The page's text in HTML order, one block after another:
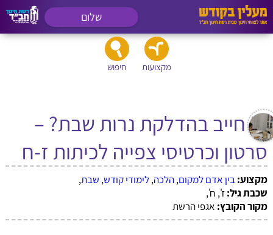
שלום
מקצועות חיפוש
מי חייב בהדלקת נרות שבת? –
סרטון וכרטיסי צפייה לכיתות ז-ח
מקצוע:בין אדם למקום,הלכה,לימודי קודש, שבת,
שכבת גיל:ז', ח',
מקור הקובץ: אגפי הרשת